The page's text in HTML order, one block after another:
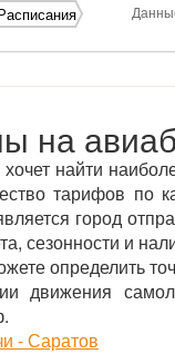
Расписания
на
найти
тарифов
город
сезонности и
определить
- Саратов